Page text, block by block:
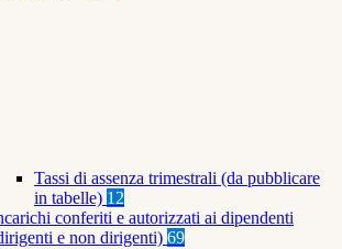
Tassi di assenza trimestrali (da pubblicare
in tabelle) 12
conferiti e autorizzati ai dipendenti
e non dirigenti) 69